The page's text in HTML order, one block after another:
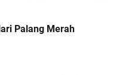
Palang Merah